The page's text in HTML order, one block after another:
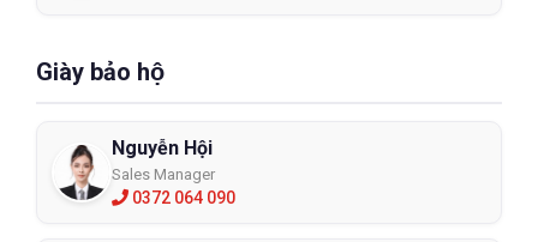
Giày bảo hộ
Nguyễn Hội
Sales Manager
0372 064 090